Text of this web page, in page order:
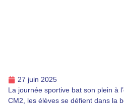
27 juin 2025
La journée sportive bat son plein à
CM2, les élèves se défient dans la